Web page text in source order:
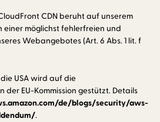
CDN beruht auf unserem
möglichst fehlerfreien und
Webangebotes (Art. 6 Abs. 1 lit. f
USA wird auf die
EU-Kommission gestützt. Details
de/blogs/security/aws-
.